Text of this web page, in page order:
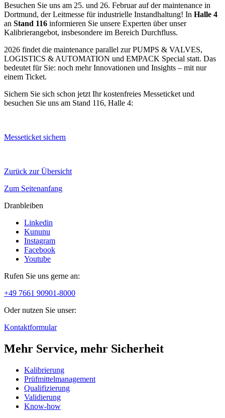
Besuchen Sie uns am 25. und 26. Februar auf der maintenance in
Dortmund, der Leitmesse für industrielle Instandhaltung! In Halle 4
an Stand 116 informieren Sie unsere Experten über unser
Kalibrierangebot, insbesondere im Bereich Durchfluss.
2026 findet die maintenance parallel zur PUMPS & VALVES,
LOGISTICS & AUTOMATION und EMPACK Special statt. Das
bedeutet für Sie: noch mehr Innovationen und Insights – mit nur
einem Ticket.
Sichern Sie sich schon jetzt Ihr kostenfreies Messeticket und
besuchen Sie uns am Stand 116, Halle 4:
Messeticket sichern
Zurück zur Übersicht
Zum Seitenanfang
Dranbleiben
Linkedin
Kununu
Instagram
Facebook
Youtube
Rufen Sie uns gerne an:
+49 7661 90901-8000
Oder nutzen Sie unser:
Kontaktformular
Mehr Service, mehr Sicherheit
Kalibrierung
Prüfmittelmanagement
Qualifizierung
Validierung
Know-how